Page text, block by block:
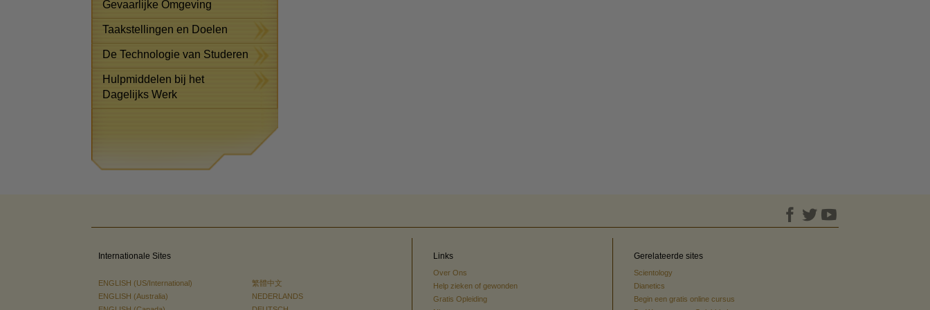
Gevaarlijke Omgeving
Taakstellingen en Doelen
De Technologie van Studeren
Hulpmiddelen bij het
Dagelijks Werk
Internationale Sites
ENGLISH (US/International)
ENGLISH (Australia)
繁體中文
NEDERLANDS
Links
Over Ons
Help zieken of gewonden
Gratis Opleiding
Gerelateerde sites
Scientology
Dianetics
Begin een gratis online cursus